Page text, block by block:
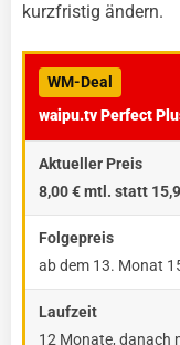
kurzfristig ändern.
WM-Deal
waipu.tv Perfect
8,00 € mtl. statt
ab dem 13. Monat
12 Monate, danach